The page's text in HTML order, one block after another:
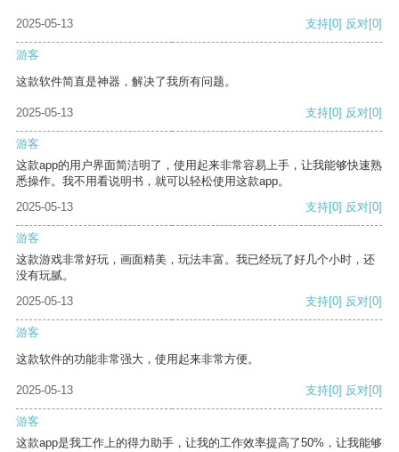
2025-05-13 支持[0] 反对[0]
游客
这款软件简直是神器，解决了我所有问题。
2025-05-13 支持[0] 反对[0]
游客
这款app的用户界面简洁明了，使用起来非常容易上手，让我能够快速熟
悉操作。我不用看说明书，就可以轻松使用这款app。
2025-05-13
支持[0] 反对[0]
游客
这款游戏非常好玩，画面精美，玩法丰富。我已经玩了好几个小时，还
没有玩腻。
2025-05-13
支持[0] 反对[0]
游客
这款软件的功能非常强大，使用起来非常方便。
2025-05-13 支持[0] 反对[0]
游客
这款app是我工作上的得力助手，让我的工作效率提高了50%，让我能够